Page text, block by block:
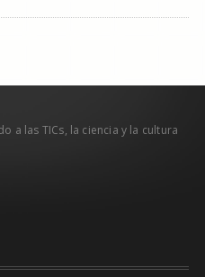
a las TICs, la ciencia y la cultura